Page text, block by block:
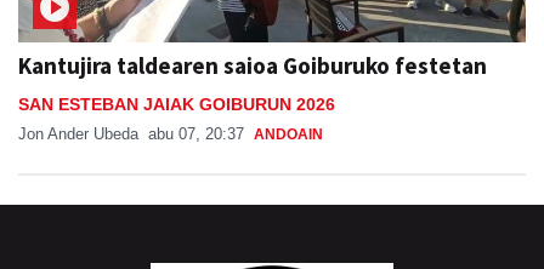
Kantujira taldearen saioa Goiburuko festetan
SAN ESTEBAN JAIAK GOIBURUN 2026
Jon Ander Ubeda abu 07, 20:37 ANDOAIN